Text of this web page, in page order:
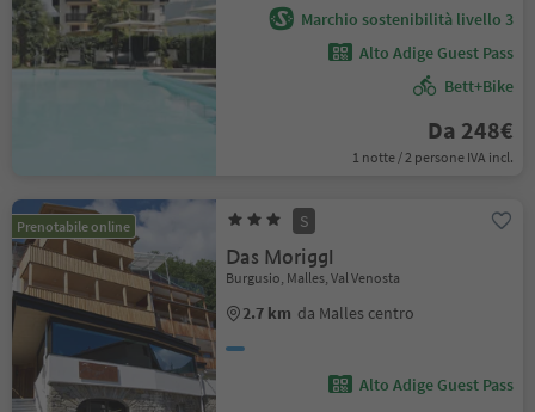
Marchio sostenibilità livello 3
Alto Adige Guest Pass
Bett+Bike
Da 248€
1 notte / 2 persone IVA incl.
Prenotabile online S
Das Moriggl
Burgusio, Malles, Val Venosta
2.7 km da Malles centro
Alto Adige Guest Pass